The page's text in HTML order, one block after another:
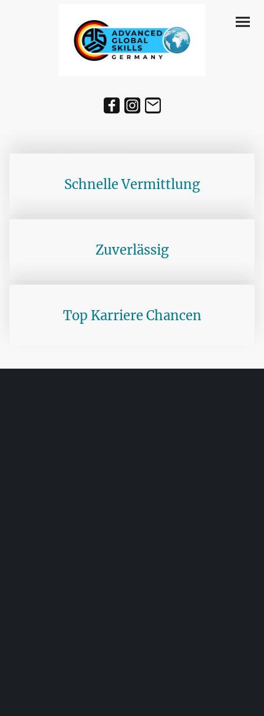
KÜCHE - RESTAURANT -
HOUSKEEPING - MANAGEMENT
Schnelle Vermittlung
Zuverlässig
Top Karriere Chancen